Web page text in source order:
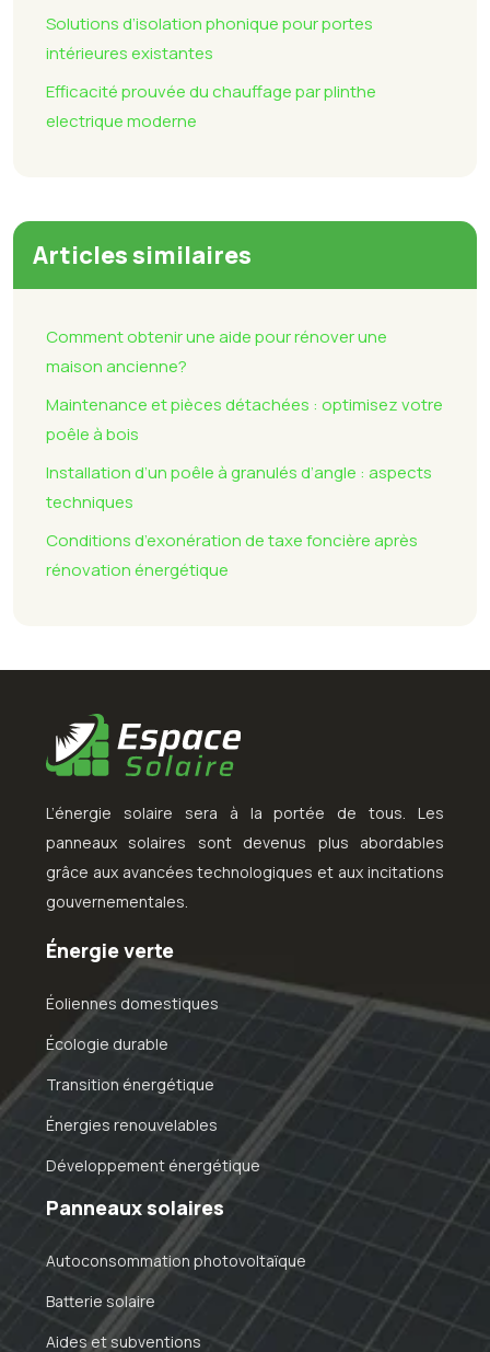
Solutions d’isolation phonique pour portes
intérieures existantes
Efficacité prouvée du chauffage par plinthe
electrique moderne
Articles similaires
Comment obtenir une aide pour rénover une
maison ancienne?
Maintenance et pièces détachées : optimisez votre
poêle à bois
Installation d’un poêle à granulés d’angle : aspects
techniques
Conditions d’exonération de taxe foncière après
rénovation énergétique
L’énergie solaire sera à la portée de tous. Les
panneaux solaires sont devenus plus abordables
grâce aux avancées technologiques et aux incitations
gouvernementales.
Énergie verte
Éoliennes domestiques
Écologie durable
Transition énergétique
Énergies renouvelables
Développement énergétique
Panneaux solaires
Autoconsommation photovoltaïque
Batterie solaire
Aides et subventions